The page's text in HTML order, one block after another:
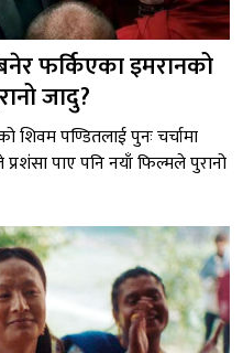
फर्किएका इमरानको
जादु?
शिवम पण्डितलाई पुनः चर्चामा
पाए पनि नयाँ फिल्मले पुरानो